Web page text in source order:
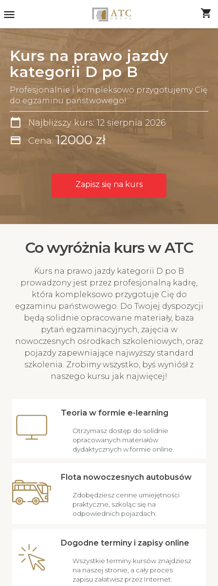
menu shopping_cart
Kurs na prawo jazdy
kategorii D po B
Profesjonalnie i kompleksowo przygotujemy Cię
do egzaminu państwowego!
calendar_today Najbliższy kurs: 12 sierpnia 2026
credit_card Cena: 12000 zł
Zapisz się na kurs
Co wyróżnia kurs w ATC
Kurs na prawo jazdy kategorii D po B
prowadzony jest przez profesjonalną kadrę,
która kompleksowo przygotuje Cię do
egzaminu państwowego. Do Twojej dyspozycji
będą solidnie opracowane materiały, baza
pytań egzaminacyjnych, zajęcia w
nowoczesnych ośrodkach szkoleniowych, oraz
pojazdy zapewniające najwyższy standard
szkolenia. Zrobimy wszystko, byś wyniósł z
naszego kursu jak najwięcej!
Teoria w formie e-learning
Otrzymasz dostęp do solidnie
opracowanych materiałów
dydaktycznych w formie online.
Flota nowoczesnych autobusów
Zdobędziesz cenne umiejętności
praktyczne, szkoląc się na
odpowiednich pojazdach.
Dogodne terminy i zapisy online
Wszystkie terminy kursów znajdziesz
na naszej stronie, a cały proces
zapisu załatwisz przez Internet.